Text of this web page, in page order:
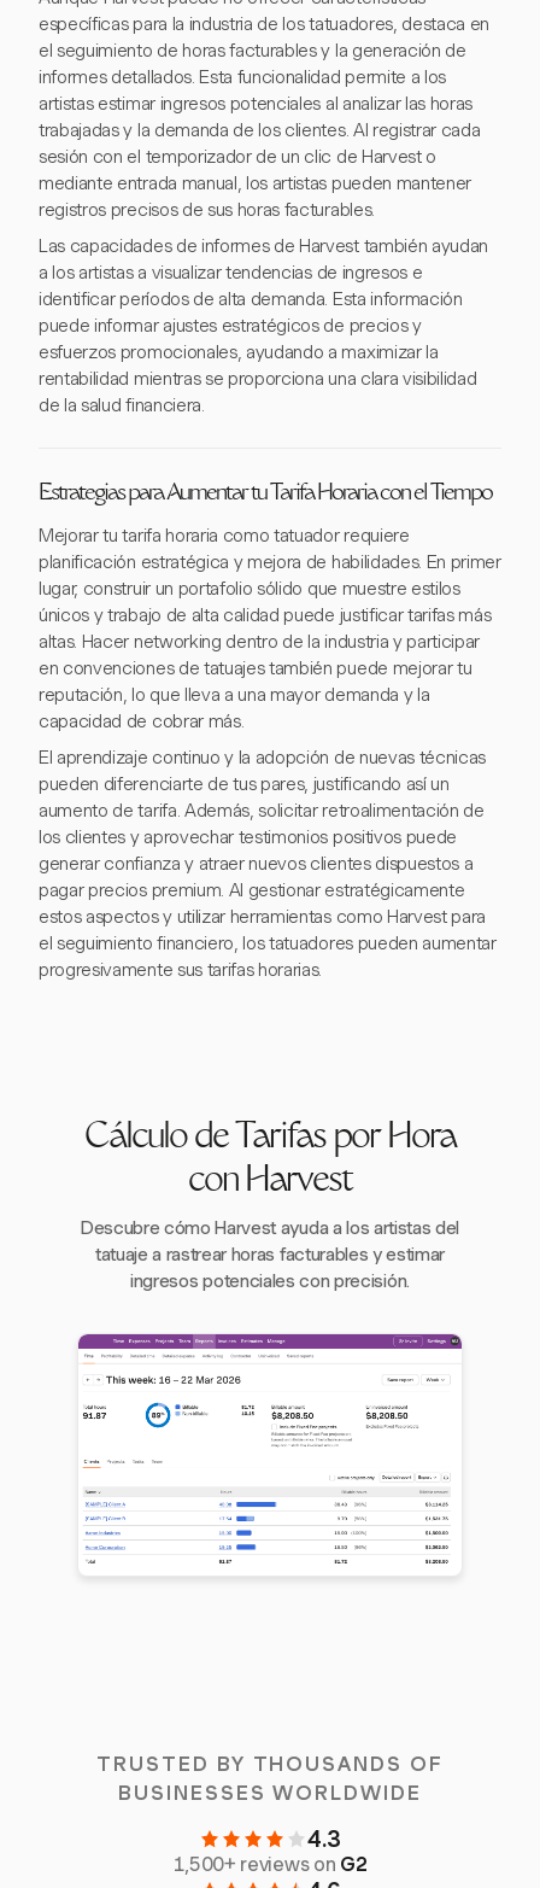
específicas para la industria de los tatuadores, destaca en
el seguimiento de horas facturables y la generación de
informes detallados. Esta funcionalidad permite a los
artistas estimar ingresos potenciales al analizar las horas
trabajadas y la demanda de los clientes. Al registrar cada
sesión con el temporizador de un clic de Harvest o
mediante entrada manual, los artistas pueden mantener
registros precisos de sus horas facturables.
Las capacidades de informes de Harvest también ayudan
a los artistas a visualizar tendencias de ingresos e
identificar períodos de alta demanda. Esta información
puede informar ajustes estratégicos de precios y
esfuerzos promocionales, ayudando a maximizar la
rentabilidad mientras se proporciona una clara visibilidad
de la salud financiera.
Estrategias para Aumentar tu Tarifa Horaria con el Tiempo
Mejorar tu tarifa horaria como tatuador requiere
planificación estratégica y mejora de habilidades. En primer
lugar, construir un portafolio sólido que muestre estilos
únicos y trabajo de alta calidad puede justificar tarifas más
altas. Hacer networking dentro de la industria y participar
en convenciones de tatuajes también puede mejorar tu
reputación, lo que lleva a una mayor demanda y la
capacidad de cobrar más.
El aprendizaje continuo y la adopción de nuevas técnicas
pueden diferenciarte de tus pares, justificando así un
aumento de tarifa. Además, solicitar retroalimentación de
los clientes y aprovechar testimonios positivos puede
generar confianza y atraer nuevos clientes dispuestos a
pagar precios premium. Al gestionar estratégicamente
estos aspectos y utilizar herramientas como Harvest para
el seguimiento financiero, los tatuadores pueden aumentar
progresivamente sus tarifas horarias.
Cálculo de Tarifas por Hora
con Harvest
Descubre cómo Harvest ayuda a los artistas del
tatuaje a rastrear horas facturables y estimar
ingresos potenciales con precisión.
TRUSTED BY THOUSANDS OF
BUSINESSES WORLDWIDE
4.3
1,500+ reviews on G2